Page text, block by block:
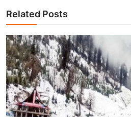
Related Posts